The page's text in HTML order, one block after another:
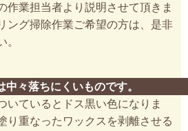
作業担当者より説明させて頂きま
ング掃除作業ご希望の方は、是非
。
中々落ちにくいものです。
いているとドス黒い色になりま
り重なったワックスを剥離させる